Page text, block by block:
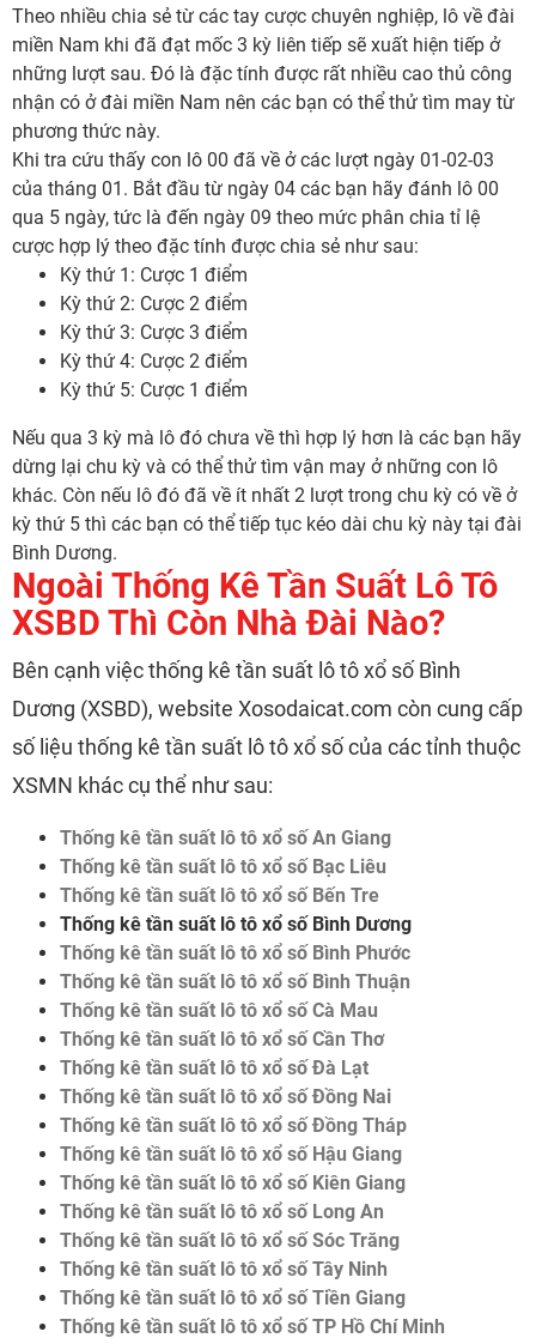
Theo nhiều chia sẻ từ các tay cược chuyên nghiệp, lô về đài
miền Nam khi đã đạt mốc 3 kỳ liên tiếp sẽ xuất hiện tiếp ở
những lượt sau. Đó là đặc tính được rất nhiều cao thủ công
nhận có ở đài miền Nam nên các bạn có thể thử tìm may từ
phương thức này.
Khi tra cứu thấy con lô 00 đã về ở các lượt ngày 01-02-03
của tháng 01. Bắt đầu từ ngày 04 các bạn hãy đánh lô 00
qua 5 ngày, tức là đến ngày 09 theo mức phân chia tỉ lệ
cược hợp lý theo đặc tính được chia sẻ như sau:
Kỳ thứ 1: Cược 1 điểm
Kỳ thứ 2: Cược 2 điểm
Kỳ thứ 3: Cược 3 điểm
Kỳ thứ 4: Cược 2 điểm
Kỳ thứ 5: Cược 1 điểm
Nếu qua 3 kỳ mà lô đó chưa về thì hợp lý hơn là các bạn hãy
dừng lại chu kỳ và có thể thử tìm vận may ở những con lô
khác. Còn nếu lô đó đã về ít nhất 2 lượt trong chu kỳ có về ở
kỳ thứ 5 thì các bạn có thể tiếp tục kéo dài chu kỳ này tại đài
Bình Dương.
Ngoài Thống Kê Tần Suất Lô Tô
XSBD Thì Còn Nhà Đài Nào?
Bên cạnh việc thống kê tần suất lô tô xổ số Bình
Dương (XSBD), website Xosodaicat.com còn cung cấp
số liệu thống kê tần suất lô tô xổ số của các tỉnh thuộc
XSMN khác cụ thể như sau:
Thống kê tần suất lô tô xổ số An Giang
Thống kê tần suất lô tô xổ số Bạc Liêu
Thống kê tần suất lô tô xổ số Bến Tre
Thống kê tần suất lô tô xổ số Bình Dương
Thống kê tần suất lô tô xổ số Bình Phước
Thống kê tần suất lô tô xổ số Bình Thuận
Thống kê tần suất lô tô xổ số Cà Mau
Thống kê tần suất lô tô xổ số Cần Thơ
Thống kê tần suất lô tô xổ số Đà Lạt
Thống kê tần suất lô tô xổ số Đồng Nai
Thống kê tần suất lô tô xổ số Đồng Tháp
Thống kê tần suất lô tô xổ số Hậu Giang
Thống kê tần suất lô tô xổ số Kiên Giang
Thống kê tần suất lô tô xổ số Long An
Thống kê tần suất lô tô xổ số Sóc Trăng
Thống kê tần suất lô tô xổ số Tây Ninh
Thống kê tần suất lô tô xổ số Tiền Giang
Thống kê tần suất lô tô xổ số TP Hồ Chí Minh